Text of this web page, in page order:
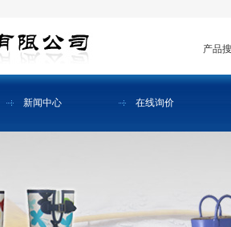
产品
新闻中心 在线询价